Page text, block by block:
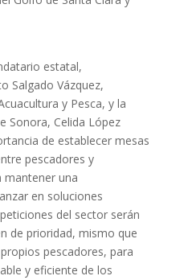
estatal,
Salgado Vázquez,
y Pesca, y la
Sonora, Celida López
de establecer mesas
pescadores y
mantener una
en soluciones
del sector serán
de prioridad, mismo que
pescadores, para
y eficiente de los